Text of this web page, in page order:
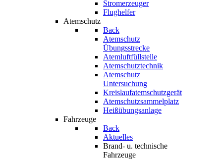
Stromerzeuger
Flughelfer
Atemschutz
Back
Atemschutz
Übungsstrecke
Atemluftfüllstelle
Atemschutztechnik
Atemschutz
Untersuchung
Kreislaufatemschutzgerät
Atemschutzsammelplatz
Heißübungsanlage
Fahrzeuge
Back
Aktuelles
Brand- u. technische
Fahrzeuge